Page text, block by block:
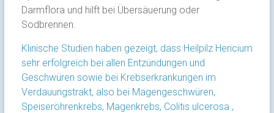
Darmflora und hilft bei Übersäuerung oder
Sodbrennen.
Klinische Studien haben gezeigt, dass Heilpilz Hericium
sehr erfolgreich bei allen Entzündungen und
Geschwüren sowie bei Krebserkrankungen im
Verdauungstrakt, also bei Magengeschwüren,
Speiseröhrenkrebs, Magenkrebs, Colitis ulcerosa ,